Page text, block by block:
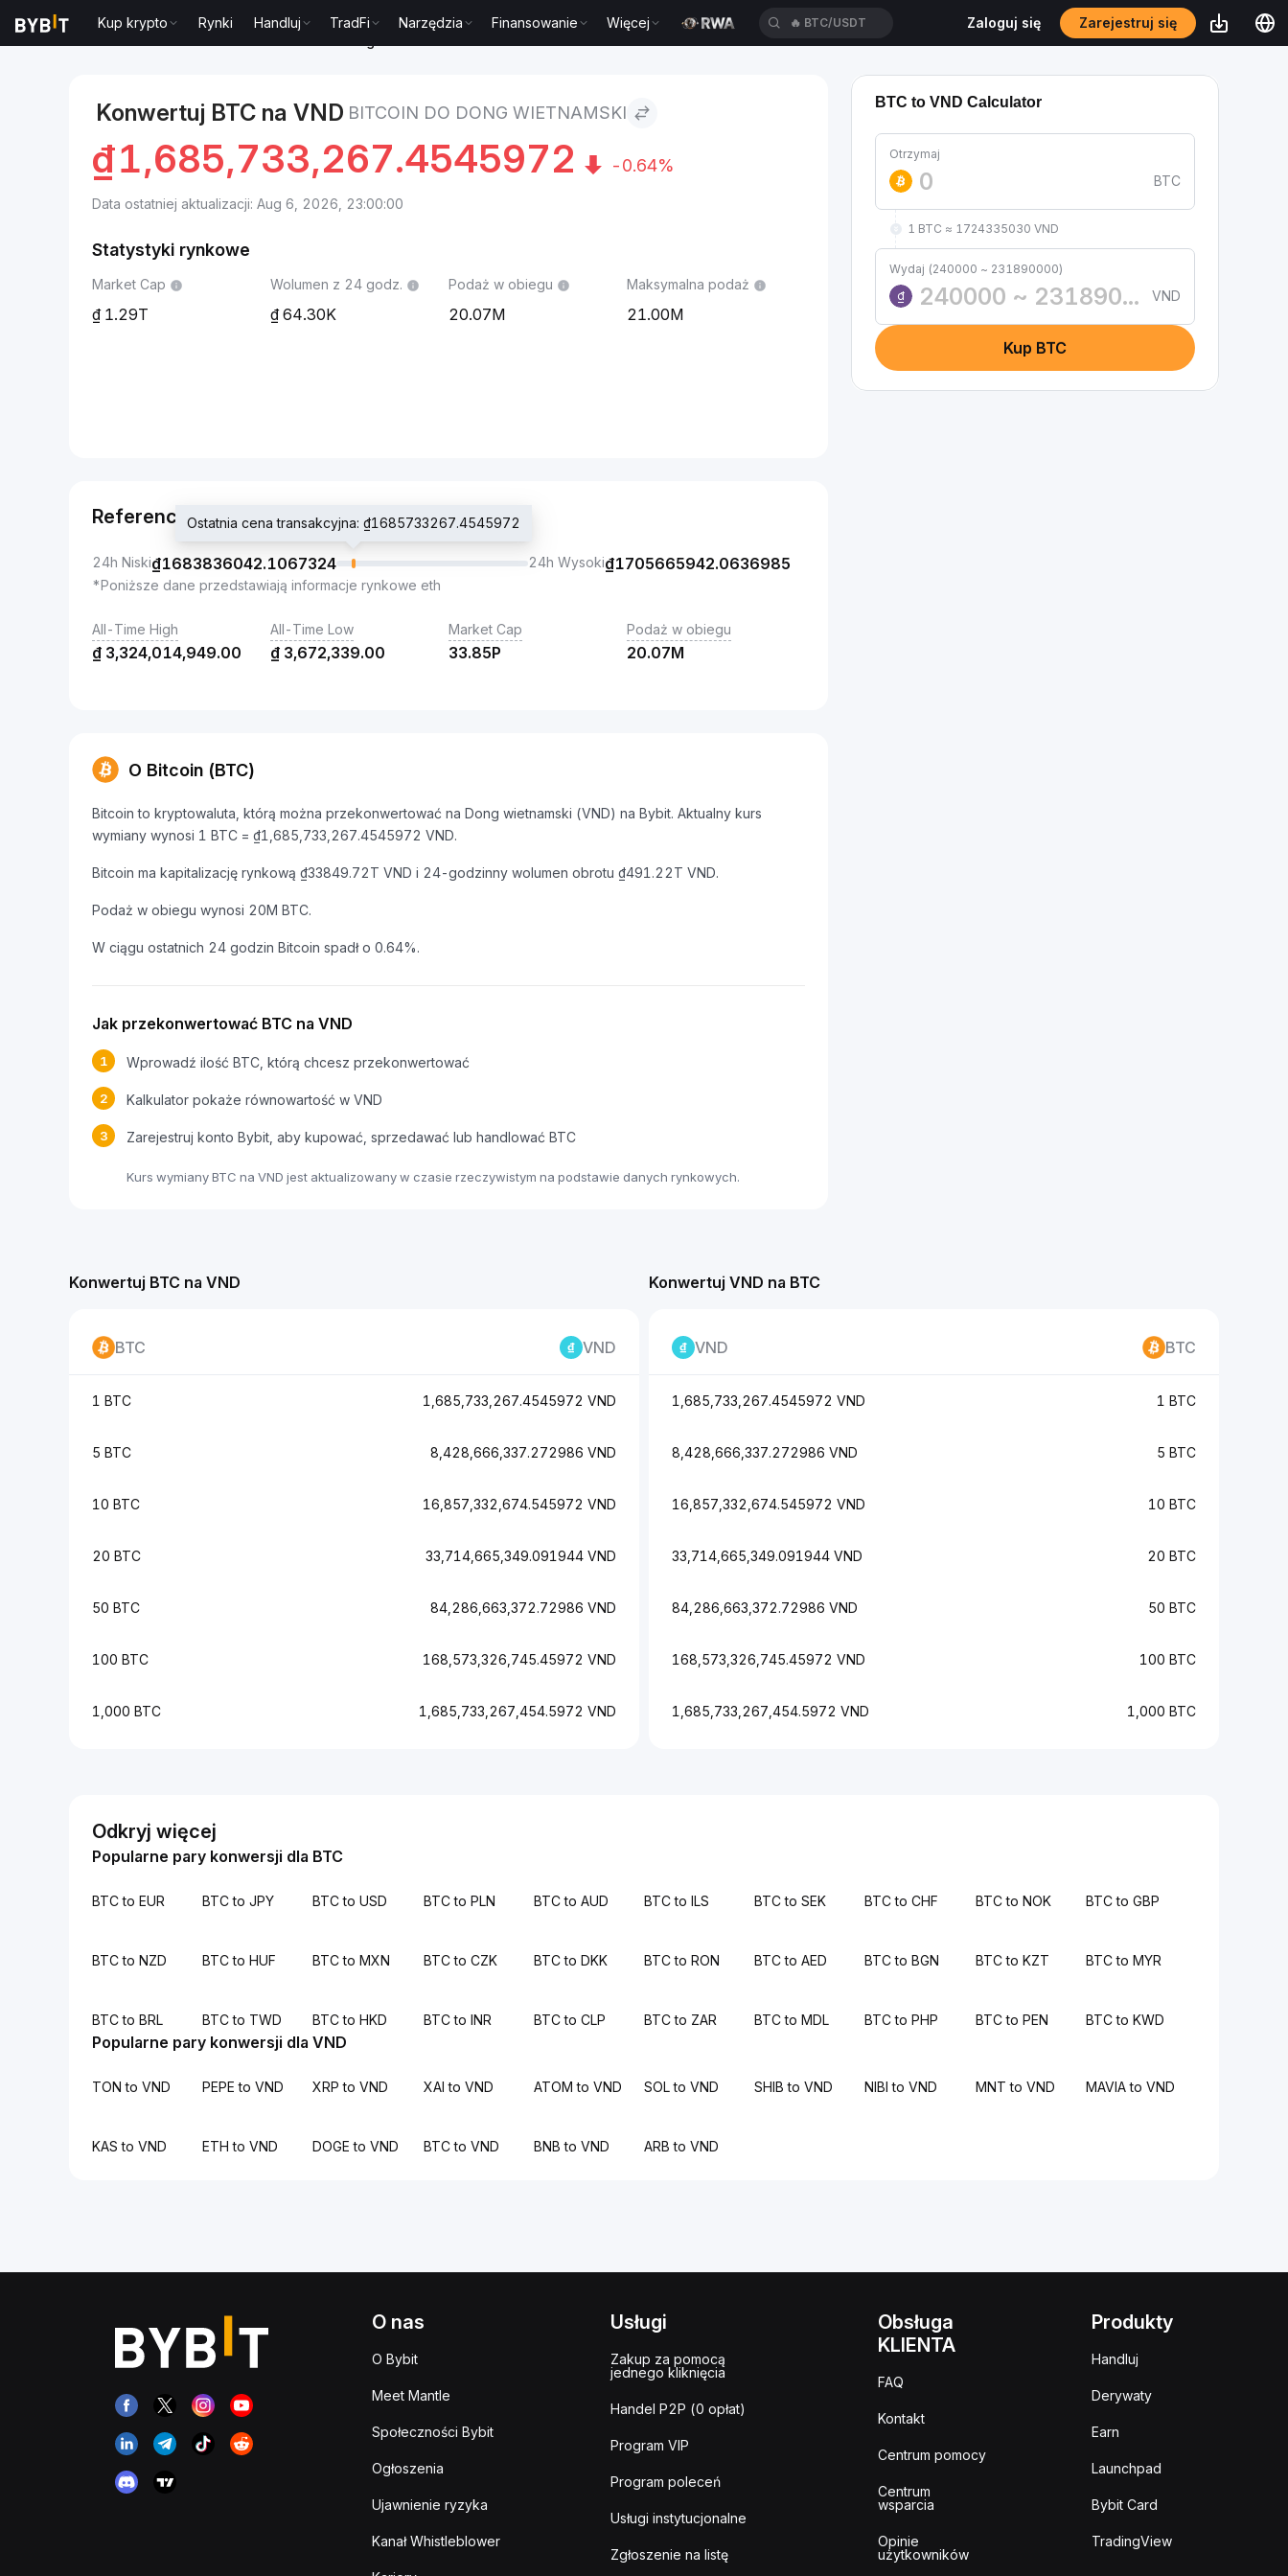
Kup krypto Rynki Handluj TradFi Narzędzia Finansowanie Więcej 🔥 BTC/USDT Zaloguj się Zarejestruj się
Konwertuj BTC na VND BITCOIN DO DONG WIETNAMSKI
₫1,685,733,267.4545972 -0.64%
Data ostatniej aktualizacji: Aug 6, 2026, 23:00:00
Statystyki rynkowe
Market Cap
1.29T
Wolumen z 24 godz.
64.30K
Podaż w obiegu
20.07M
Maksymalna podaż
21.00M
Referencja
24h Niski₫1683836042.1067324
Ostatnia cena transakcyjna: ₫1685733267.4545972
24h Wysoki₫1705665942.0636985
*Poniższe dane przedstawiają informacje rynkowe eth
All-Time High
₫ 3,324,014,949.00
All-Time Low
₫ 3,672,339.00
Market Cap
33.85P
Podaż w obiegu
20.07M
O Bitcoin (BTC)
Bitcoin to kryptowaluta, którą można przekonwertować na Dong wietnamski (VND) na Bybit. Aktualny kurs
wymiany wynosi 1 BTC = ₫1,685,733,267.4545972 VND.
Bitcoin ma kapitalizację rynkową ₫33849.72T VND i 24-godzinny wolumen obrotu ₫491.22T VND.
Podaż w obiegu wynosi 20M BTC.
W ciągu ostatnich 24 godzin Bitcoin spadł o 0.64%.
Jak przekonwertować BTC na VND
1 Wprowadź ilość BTC, którą chcesz przekonwertować
2 Kalkulator pokaże równowartość w VND
3 Zarejestruj konto Bybit, aby kupować, sprzedawać lub handlować BTC
Kurs wymiany BTC na VND jest aktualizowany w czasie rzeczywistym na podstawie danych rynkowych.
BTC to VND Calculator
Otrzymaj
BTC
1 BTC ≈ 1724335030 VND
Wydaj (240000 ~ 231890000)
₫
VND
Kup BTC
Konwertuj BTC na VND
BTC VND
1 BTC 1,685,733,267.4545972 VND
5 BTC 8,428,666,337.272986 VND
10 BTC 16,857,332,674.545972 VND
20 BTC 33,714,665,349.091944 VND
50 BTC 84,286,663,372.72986 VND
100 BTC 168,573,326,745.45972 VND
1,000 BTC 1,685,733,267,454.5972 VND
Konwertuj VND na BTC
VND BTC
1,685,733,267.4545972 VND 1 BTC
8,428,666,337.272986 VND 5 BTC
16,857,332,674.545972 VND 10 BTC
33,714,665,349.091944 VND 20 BTC
84,286,663,372.72986 VND 50 BTC
168,573,326,745.45972 VND 100 BTC
1,685,733,267,454.5972 VND 1,000 BTC
Odkryj więcej
Popularne pary konwersji dla BTC
BTC to EUR BTC to JPY BTC to USD BTC to PLN BTC to AUD BTC to ILS BTC to SEK BTC to CHF BTC to NOK BTC to GBP
BTC to NZD BTC to HUF BTC to MXN BTC to CZK BTC to DKK BTC to RON BTC to AED BTC to BGN BTC to KZT BTC to MYR
BTC to BRL BTC to TWD BTC to HKD BTC to INR BTC to CLP BTC to ZAR BTC to MDL BTC to PHP BTC to PEN BTC to KWD
Popularne pary konwersji dla VND
TON to VND PEPE to VND XRP to VND XAI to VND ATOM to VND SOL to VND SHIB to VND NIBI to VND MNT to VND MAVIA to VND
KAS to VND ETH to VND DOGE to VND BTC to VND BNB to VND ARB to VND
O nas
O Bybit
Meet Mantle
Społeczności Bybit
Ogłoszenia
Ujawnienie ryzyka
Kanał Whistleblower
Usługi
Zakup za pomocą
jednego kliknięcia
Handel P2P (0 opłat)
Program VIP
Program poleceń
Usługi instytucjonalne
Zgłoszenie na listę
Obsługa
KLIENTA
FAQ
Kontakt
Centrum pomocy
Centrum
wsparcia
Opinie
użytkowników
Produkty
Handluj
Derywaty
Earn
Launchpad
Bybit Card
TradingView